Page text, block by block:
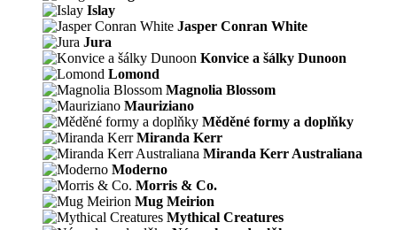
Islay
Jasper Conran White
Jura
Konvice a šálky Dunoon
Lomond
Magnolia Blossom
Mauriziano
Měděné formy a doplňky
Miranda Kerr
Miranda Kerr Australiana
Moderno
Morris & Co.
Mug Meirion
Mythical Creatures